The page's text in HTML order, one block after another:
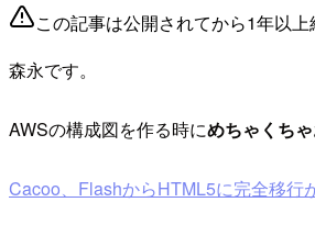
この記事は公開されてから1年以
森永です。
AWSの構成図を作る時にめちゃくち
Cacoo、FlashからHTML5に完全移行